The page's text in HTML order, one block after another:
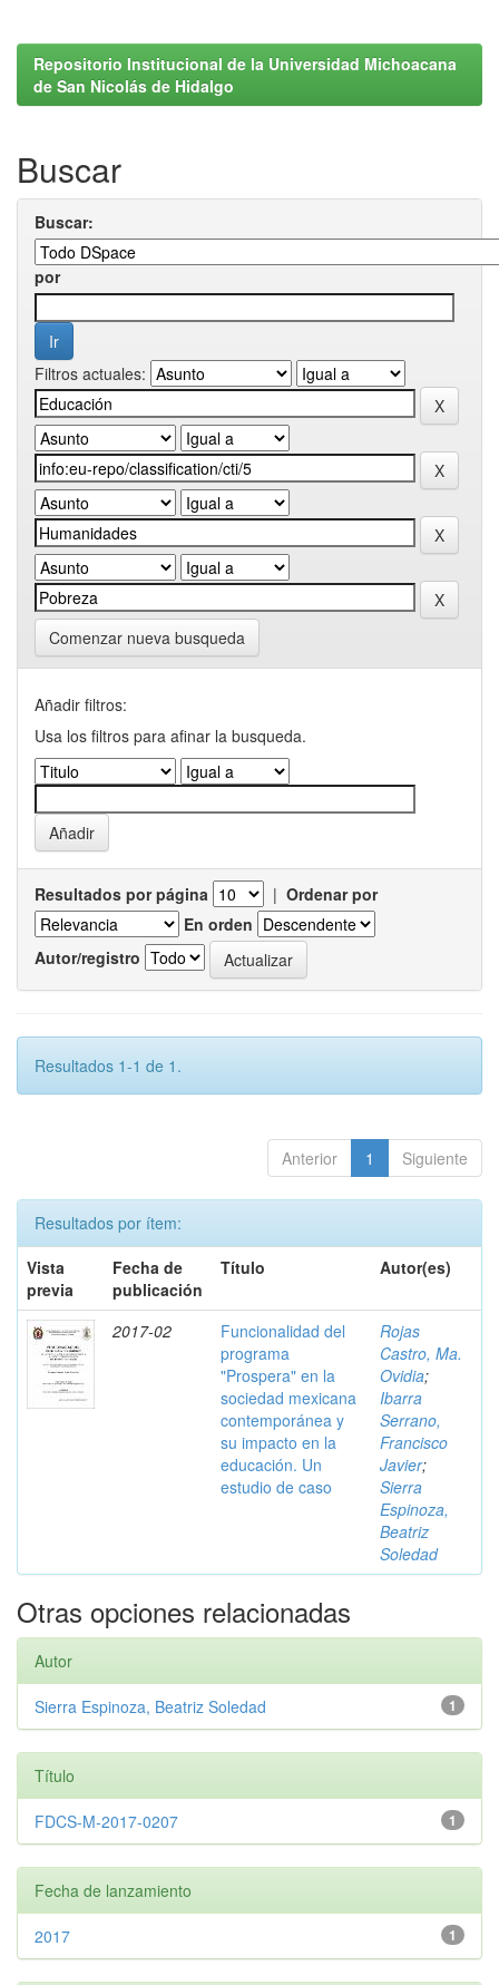
Repositorio Institucional de la Universidad Michoacana
de San Nicolás de Hidalgo
Buscar
Buscar:
por
Filtros actuales:
Comenzar nueva busqueda
Añadir filtros:
Usa los filtros para afinar la busqueda.
Resultados por página | Ordenar por
En orden
Autor/registro
Resultados 1-1 de 1.
Anterior 1 Siguiente
Resultados por ítem:
Vista
previa
Fecha de
publicación
Título Autor(es)
2017-02
Funcionalidad del
programa
"Prospera" en la
sociedad mexicana
contemporánea y
su impacto en la
educación. Un
estudio de caso
Rojas
Castro, Ma.
Ovidia;
Ibarra
Serrano,
Francisco
Javier;
Sierra
Espinoza,
Beatriz
Soledad
Otras opciones relacionadas
Autor
1
Sierra Espinoza, Beatriz Soledad
Título
1
FDCS-M-2017-0207
Fecha de lanzamiento
1
2017